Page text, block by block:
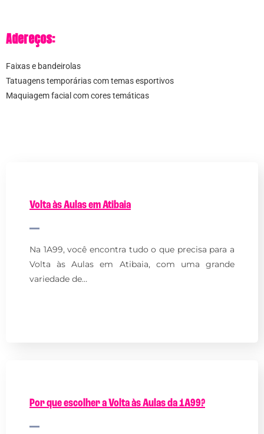
Adereços:
Faixas e bandeirolas
Tatuagens temporárias com temas esportivos
Maquiagem facial com cores temáticas
Volta às Aulas em Atibaia
Na 1A99, você encontra tudo o que precisa para a
Volta às Aulas em Atibaia, com uma grande
variedade de…
Por que escolher a Volta às Aulas da 1A99?